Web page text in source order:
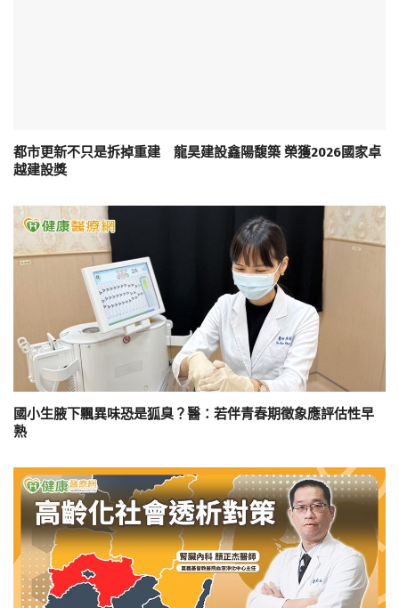
都市更新不只是拆掉重建 龍昊建設鑫陽馥築 榮獲2026國家卓
越建設獎
國小生腋下飄異味恐是狐臭？醫：若伴青春期徵象應評估性早
熟